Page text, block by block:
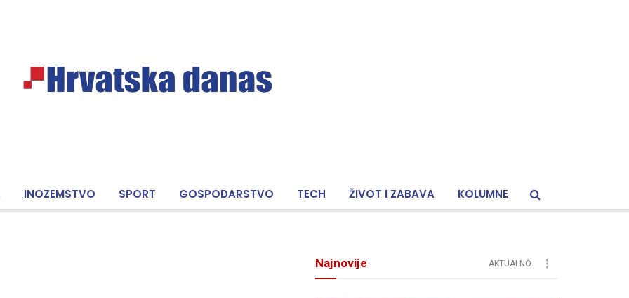
INOZEMSTVO SPORT GOSPODARSTVO TECH ŽIVOT I ZABAVA KOLUMNE
Najnovije AKTUALNO